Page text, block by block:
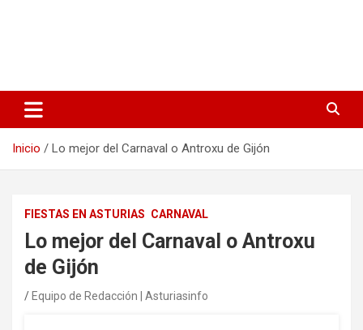
Inicio Lo mejor del Carnaval o Antroxu de Gijón
FIESTAS EN ASTURIAS CARNAVAL
Lo mejor del Carnaval o Antroxu
de Gijón
Equipo de Redacción | Asturiasinfo